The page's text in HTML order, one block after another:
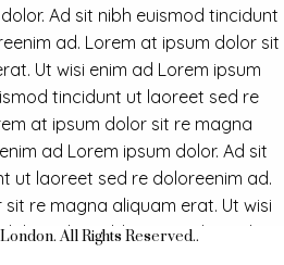
Ad sit nibh euismod tincidunt
ad. Lorem at ipsum dolor sit
Ut wisi enim ad Lorem ipsum
tincidunt ut laoreet sed re
at ipsum dolor sit re magna
ad Lorem ipsum dolor. Ad sit
ut laoreet sed re doloreenim ad.
re magna aliquam erat. Ut wisi
Ad sit nibh euismod tincidunt
All Rights Reserved..